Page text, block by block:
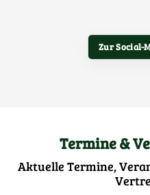
Zur Social-
Termine &
Aktuelle Termine,